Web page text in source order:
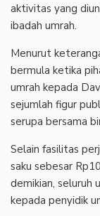
aktivitas yang
ibadah umrah.
‎Menurut
bermula ketika
umrah kepada
sejumlah figur
serupa bersama
‎Selain fasilitas
saku sebesar
demikian, seluruh
kepada penyidik